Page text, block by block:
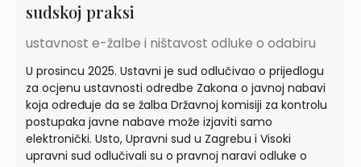
sudskoj praksi
ustavnost e-žalbe i ništavost odluke o odabiru
U prosincu 2025. Ustavni je sud odlučivao o prijedlogu
za ocjenu ustavnosti odredbe Zakona o javnoj nabavi
koja određuje da se žalba Državnoj komisiji za kontrolu
postupaka javne nabave može izjaviti samo
elektronički. Usto, Upravni sud u Zagrebu i Visoki
upravni sud odlučivali su o pravnoj naravi odluke o